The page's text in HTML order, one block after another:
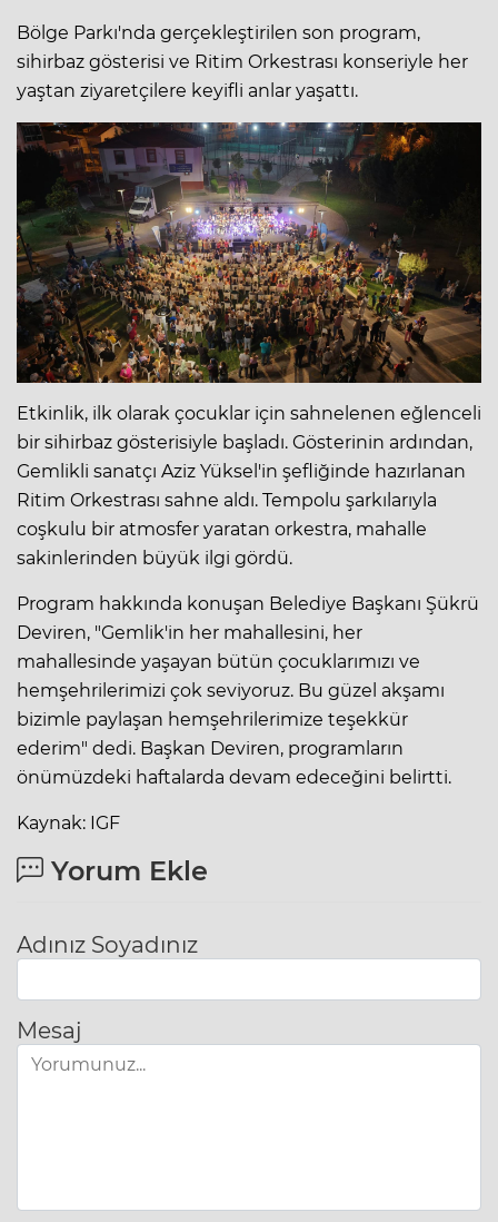
Bölge Parkı'nda gerçekleştirilen son program,
sihirbaz gösterisi ve Ritim Orkestrası konseriyle her
yaştan ziyaretçilere keyifli anlar yaşattı.
Etkinlik, ilk olarak çocuklar için sahnelenen eğlenceli
bir sihirbaz gösterisiyle başladı. Gösterinin ardından,
Gemlikli sanatçı Aziz Yüksel'in şefliğinde hazırlanan
Ritim Orkestrası sahne aldı. Tempolu şarkılarıyla
coşkulu bir atmosfer yaratan orkestra, mahalle
sakinlerinden büyük ilgi gördü.
Program hakkında konuşan Belediye Başkanı Şükrü
Deviren, "Gemlik'in her mahallesini, her
mahallesinde yaşayan bütün çocuklarımızı ve
hemşehrilerimizi çok seviyoruz. Bu güzel akşamı
bizimle paylaşan hemşehrilerimize teşekkür
ederim" dedi. Başkan Deviren, programların
önümüzdeki haftalarda devam edeceğini belirtti.
Kaynak: IGF
Yorum Ekle
Adınız Soyadınız
Mesaj